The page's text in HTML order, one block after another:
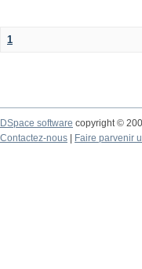
1
DSpace software copyright ©
Contactez-nous
Faire parvenir